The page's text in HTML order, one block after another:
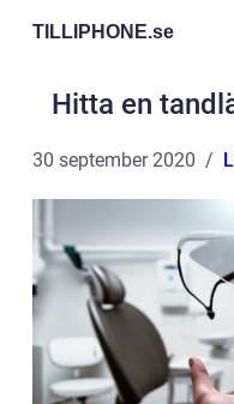
TILLIPHONE.se
Hitta en
30 september 2020